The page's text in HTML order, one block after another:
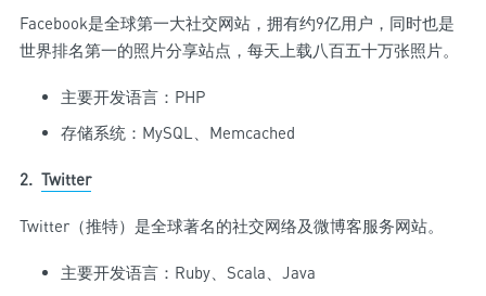
Facebook是全球第一大社交网站，拥有约9亿用户，同时也是
世界排名第一的照片分享站点，每天上载八百五十万张照片。
主要开发语言：PHP
存储系统：MySQL、Memcached
2. Twitter
Twitter（推特）是全球著名的社交网络及微博客服务网站。
主要开发语言：Ruby、Scala、Java